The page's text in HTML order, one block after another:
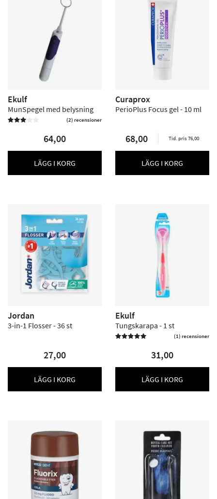
Ekulf
MunSpegel med belysning
 (2) recensioner
64,00
LÄGG I KORG
Curaprox
PerioPlus Focus gel - 10 ml
68,00 Tid. pris 76,00
LÄGG I KORG
Jordan
3-in-1 Flosser - 36 st
27,00
LÄGG I KORG
Ekulf
Tungskarapa - 1 st
 (1) recensioner
31,00
LÄGG I KORG